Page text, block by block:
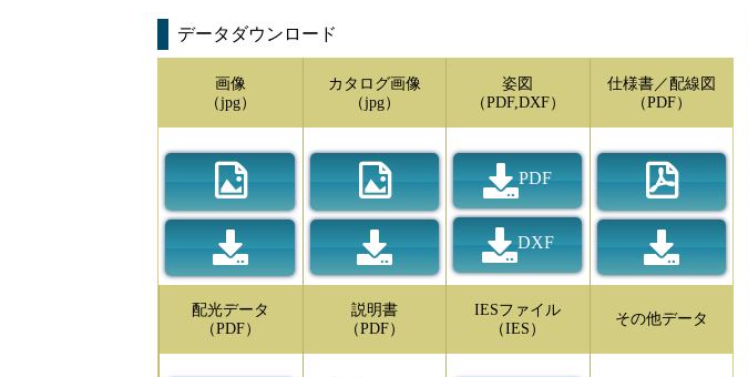
データダウンロード
画像
（jpg）
カタログ画像
（jpg）
姿図
（PDF,DXF）
PDF
DXF
仕様書／配線図
（PDF）
配光データ
（PDF）
説明書
（PDF）
IESファイル
（IES）
その他データ